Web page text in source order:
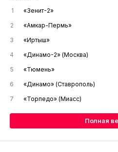
1 «Зенит-2»
2
«Амкар-Пермь»
3
«Иртыш»
4
«Динамо-2» (Москва)
5
«Тюмень»
6
«Динамо» (Ставрополь)
7
«Торпедо» (Миасс)
Полная